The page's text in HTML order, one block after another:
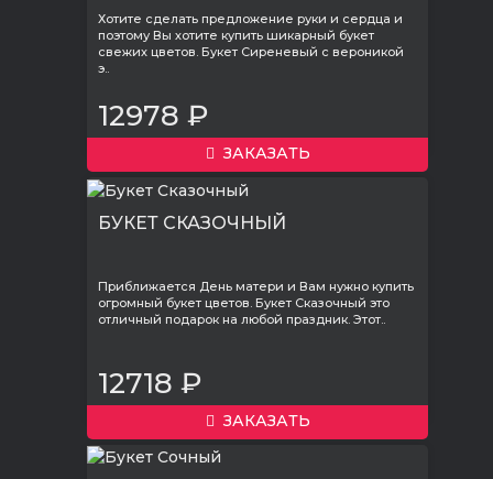
Хотите сделать предложение руки и сердца и
поэтому Вы хотите купить шикарный букет
свежих цветов. Букет Сиреневый с вероникой
э..
12978 ₽
ЗАКАЗАТЬ
БУКЕТ СКАЗОЧНЫЙ
Приближается День матери и Вам нужно купить
огромный букет цветов. Букет Сказочный это
отличный подарок на любой праздник. Этот..
12718 ₽
ЗАКАЗАТЬ